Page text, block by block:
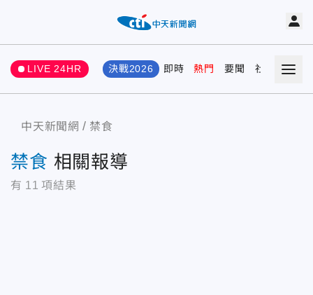
LIVE 24HR 決戰2026 即時 熱門 要聞 社會 娛樂
中天新聞網 禁食
禁食 相關報導
有 11 項結果